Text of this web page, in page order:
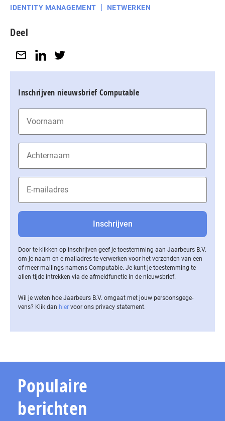
IDENTITY MANAGEMENT NETWERKEN
Deel
Inschrijven nieuwsbrief Computable
Door te klikken op inschrijven geef je toestemming aan Jaarbeurs B.V.
om je naam en e-mailadres te verwerken voor het verzenden van een
of meer mailings namens Computable. Je kunt je toestemming te
allen tijde intrekken via de af­meld­func­tie in de nieuwsbrief.
Wil je weten hoe Jaarbeurs B.V. omgaat met jouw per­soons­ge­ge­
vens? Klik dan hier voor ons privacy statement.
Populaire
berichten